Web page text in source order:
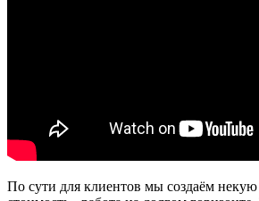
По сути для клиентов мы создаём